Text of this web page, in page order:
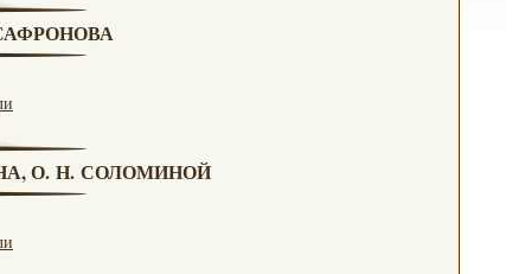
О. Н. СОЛОМИНОЙ